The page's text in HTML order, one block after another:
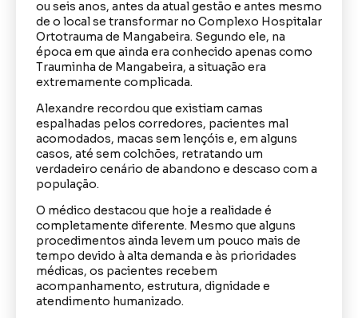
ou seis anos, antes da atual gestão e antes mesmo
de o local se transformar no Complexo Hospitalar
Ortotrauma de Mangabeira. Segundo ele, na
época em que ainda era conhecido apenas como
Trauminha de Mangabeira, a situação era
extremamente complicada.
Alexandre recordou que existiam camas
espalhadas pelos corredores, pacientes mal
acomodados, macas sem lençóis e, em alguns
casos, até sem colchões, retratando um
verdadeiro cenário de abandono e descaso com a
população.
O médico destacou que hoje a realidade é
completamente diferente. Mesmo que alguns
procedimentos ainda levem um pouco mais de
tempo devido à alta demanda e às prioridades
médicas, os pacientes recebem
acompanhamento, estrutura, dignidade e
atendimento humanizado.